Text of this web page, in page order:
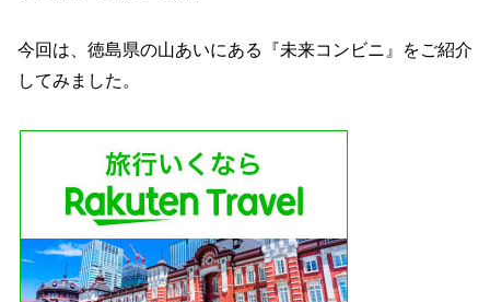
今回は、徳島県の山あいにある『未来コンビニ』をご紹介
してみました。